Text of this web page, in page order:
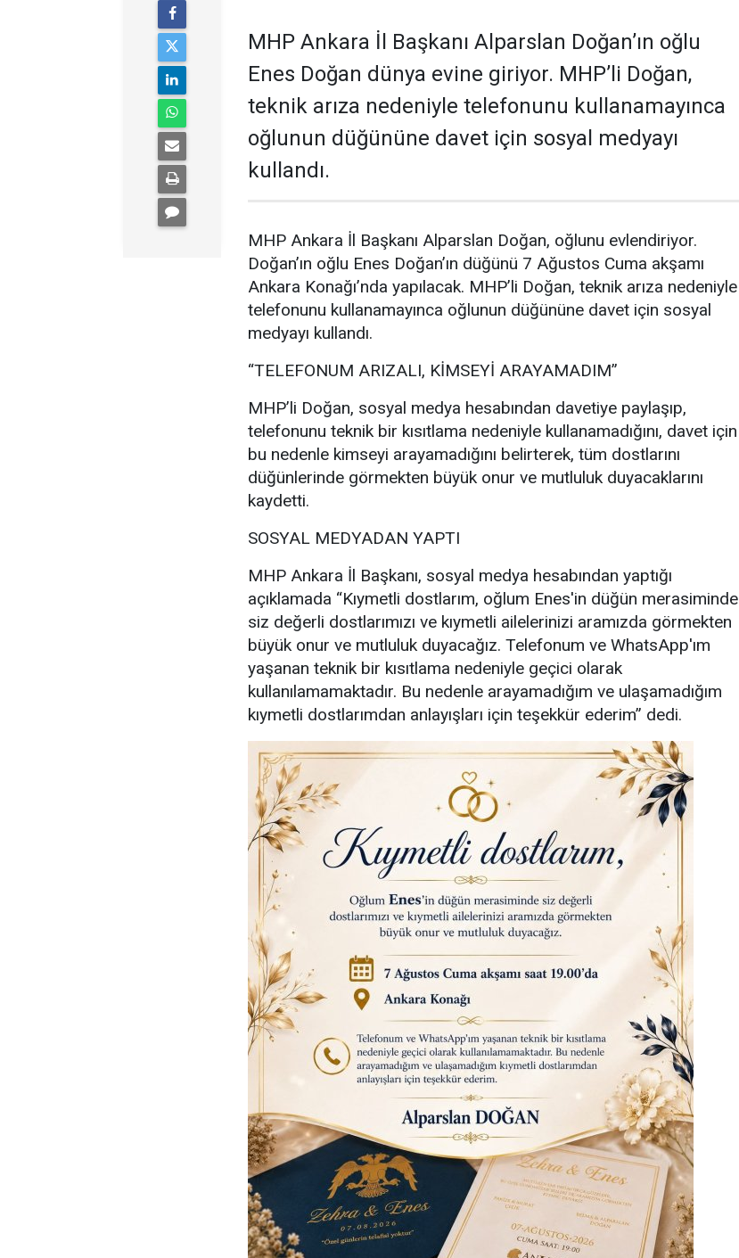
MHP Ankara İl Başkanı Alparslan Doğan’ın oğlu
Enes Doğan dünya evine giriyor. MHP’li Doğan,
teknik arıza nedeniyle telefonunu kullanamayınca
oğlunun düğününe davet için sosyal medyayı
kullandı.
MHP Ankara İl Başkanı Alparslan Doğan, oğlunu evlendiriyor.
Doğan’ın oğlu Enes Doğan’ın düğünü 7 Ağustos Cuma akşamı
Ankara Konağı’nda yapılacak. MHP’li Doğan, teknik arıza nedeniyle
telefonunu kullanamayınca oğlunun düğününe davet için sosyal
medyayı kullandı.
“TELEFONUM ARIZALI, KİMSEYİ ARAYAMADIM”
MHP’li Doğan, sosyal medya hesabından davetiye paylaşıp,
telefonunu teknik bir kısıtlama nedeniyle kullanamadığını, davet için
bu nedenle kimseyi arayamadığını belirterek, tüm dostlarını
düğünlerinde görmekten büyük onur ve mutluluk duyacaklarını
kaydetti.
SOSYAL MEDYADAN YAPTI
MHP Ankara İl Başkanı, sosyal medya hesabından yaptığı
açıklamada “Kıymetli dostlarım, oğlum Enes'in düğün merasiminde
siz değerli dostlarımızı ve kıymetli ailelerinizi aramızda görmekten
büyük onur ve mutluluk duyacağız. Telefonum ve WhatsApp'ım
yaşanan teknik bir kısıtlama nedeniyle geçici olarak
kullanılamamaktadır. Bu nedenle arayamadığım ve ulaşamadığım
kıymetli dostlarımdan anlayışları için teşekkür ederim” dedi.